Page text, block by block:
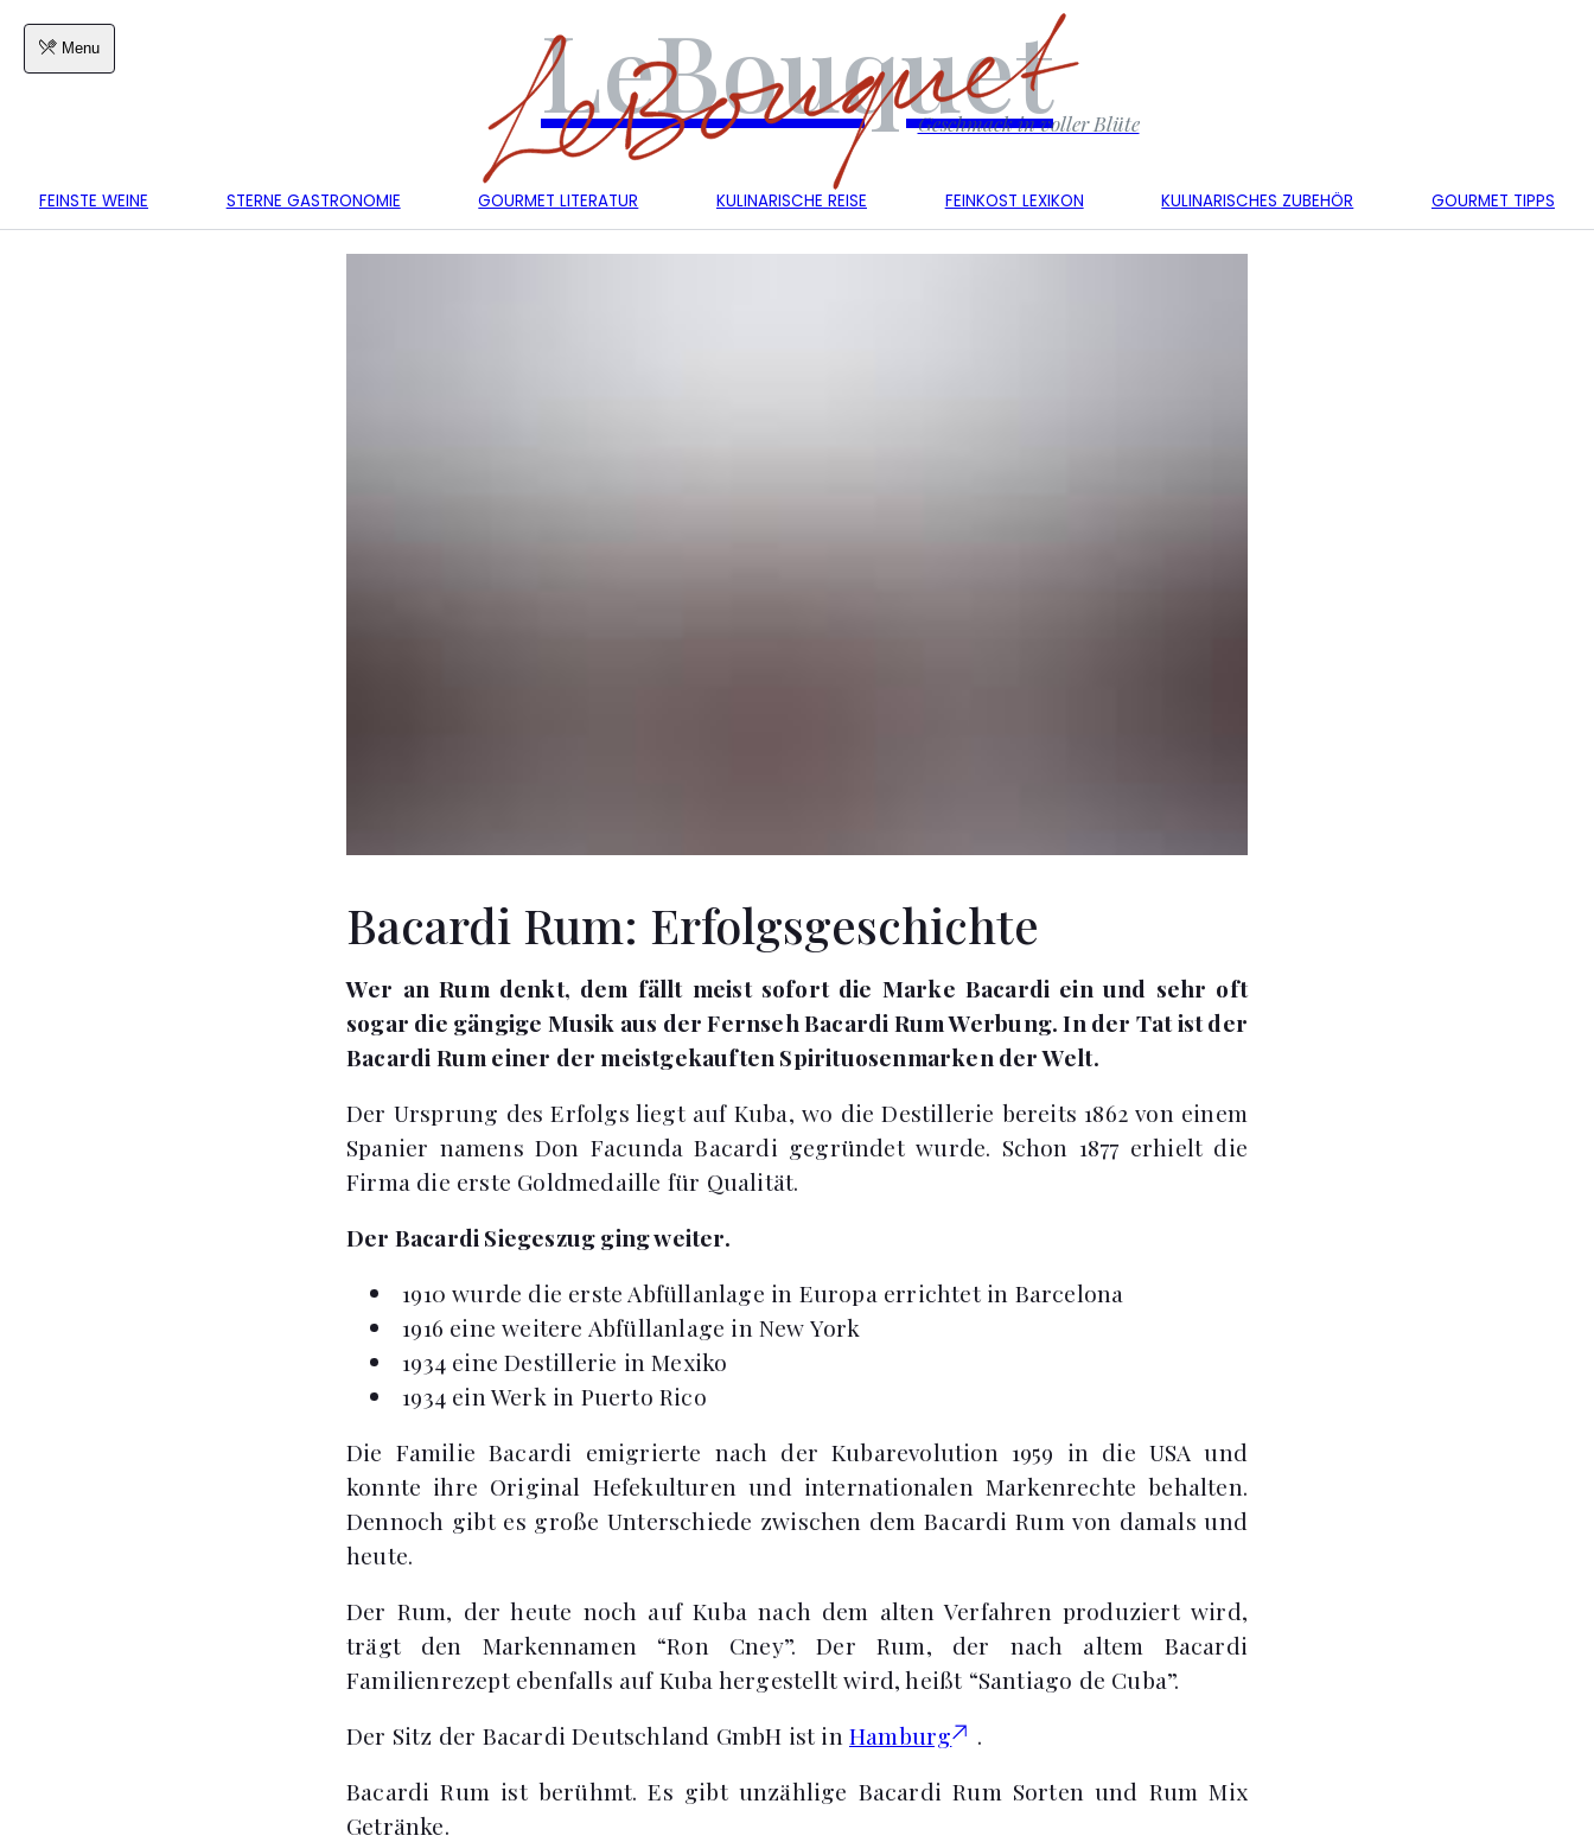
Menu LeBouquet
Geschmack in voller Blüte
FEINSTE WEINE STERNE GASTRONOMIE GOURMET LITERATUR KULINARISCHE REISE FEINKOST LEXIKON KULINARISCHES ZUBEHÖR GOURMET TIPPS
Bacardi Rum: Erfolgsgeschichte
Wer an Rum denkt, dem fällt meist sofort die Marke Bacardi ein und sehr oft
sogar die gängige Musik aus der Fernseh Bacardi Rum Werbung. In der Tat ist der
Bacardi Rum einer der meistgekauften Spirituosenmarken der Welt.
Der Ursprung des Erfolgs liegt auf Kuba, wo die Destillerie bereits 1862 von einem
Spanier namens Don Facunda Bacardi gegründet wurde. Schon 1877 erhielt die
Firma die erste Goldmedaille für Qualität.
Der Bacardi Siegeszug ging weiter.
1910 wurde die erste Abfüllanlage in Europa errichtet in Barcelona
1916 eine weitere Abfüllanlage in New York
1934 eine Destillerie in Mexiko
1934 ein Werk in Puerto Rico
Die Familie Bacardi emigrierte nach der Kubarevolution 1959 in die USA und
konnte ihre Original Hefekulturen und internationalen Markenrechte behalten.
Dennoch gibt es große Unterschiede zwischen dem Bacardi Rum von damals und
heute.
Der Rum, der heute noch auf Kuba nach dem alten Verfahren produziert wird,
trägt den Markennamen “Ron Cney”. Der Rum, der nach altem Bacardi
Familienrezept ebenfalls auf Kuba hergestellt wird, heißt “Santiago de Cuba”.
Der Sitz der Bacardi Deutschland GmbH ist inHamburg
.
Bacardi Rum ist berühmt. Es gibt unzählige Bacardi Rum Sorten und Rum Mix
Getränke.